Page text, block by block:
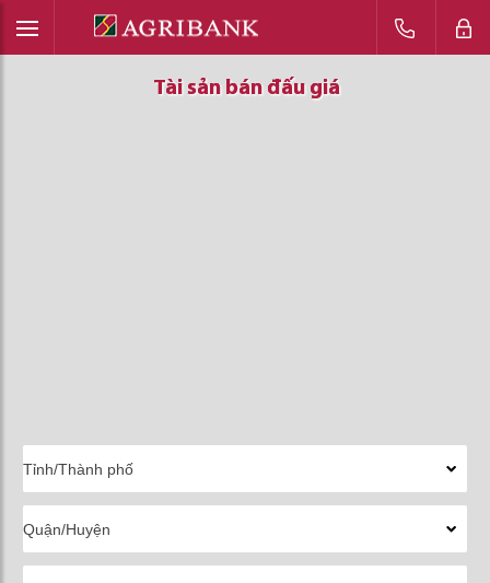
Tài sản bán đấu giá
Tài sản bán đấu giá
Tài sản bán đấu giá